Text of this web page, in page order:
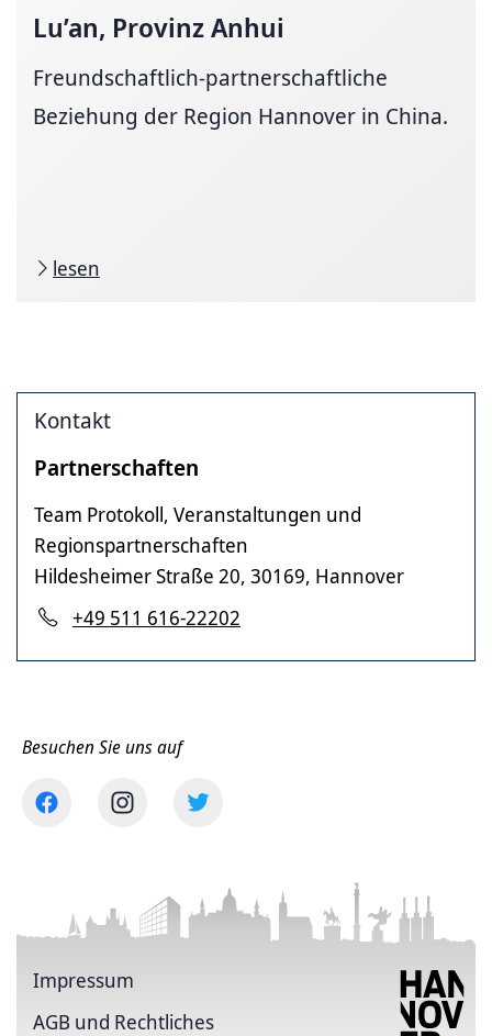
Lu’an, Provinz Anhui
Freundschaftlich-partnerschaftliche
Beziehung der Region Hannover in China.
lesen
Kontakt
Partnerschaften
Team Protokoll, Veranstaltungen und
Regionspartnerschaften
Hildesheimer Straße 20, 30169, Hannover
+49 511 616-22202
Besuchen Sie uns auf
Impressum
AGB und Rechtliches